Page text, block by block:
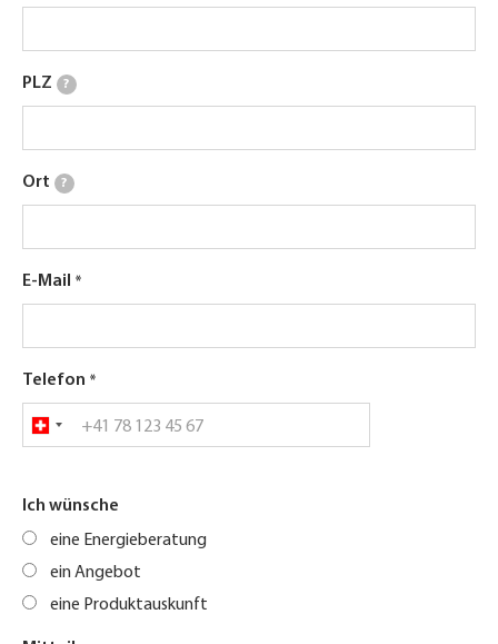
PLZ ?
Ort ?
E-Mail
Telefon
Ich wünsche
eine Energieberatung
ein Angebot
eine Produktauskunft